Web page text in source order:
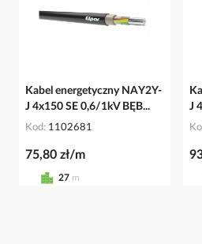
Kabel energetyczny NAY2Y-
J 4x150 SE 0,6/1kV BĘB...
Kod 1102681
75,80 zł/m
27 m
J